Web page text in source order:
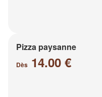
Pizza paysanne
Dès 14.00 €